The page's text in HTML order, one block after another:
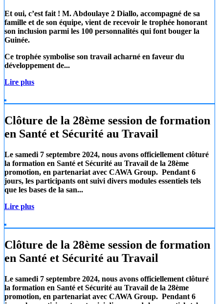
Et oui, c’est fait ! M. Abdoulaye 2 Diallo, accompagné de sa
famille et de son équipe, vient de recevoir le trophée honorant
son inclusion parmi les 100 personnalités qui font bouger la
Guinée.
Ce trophée symbolise son travail acharné en faveur du
développement de...
Lire plus
Clôture de la 28ème session de formation
en Santé et Sécurité au Travail
Le samedi 7 septembre 2024, nous avons officiellement clôturé
la formation en Santé et Sécurité au Travail de la 28ème
promotion, en partenariat avec CAWA Group. Pendant 6
jours, les participants ont suivi divers modules essentiels tels
que les bases de la san...
Lire plus
Clôture de la 28ème session de formation
en Santé et Sécurité au Travail
Le samedi 7 septembre 2024, nous avons officiellement clôturé
la formation en Santé et Sécurité au Travail de la 28ème
promotion, en partenariat avec CAWA Group. Pendant 6